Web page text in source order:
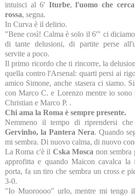
intuisci al 6' Iturbe,l'uomo che
rossa, segna.
In Curva è il delirio.
"Bene così! Calma è solo il 6'" ci
di tante delusioni, di partite perse
servite a poco.
Il primo ricordo che ti rincorre, la
quella contro l'Arsenal: quarti persi ai
amico Simone, anche stasera ci siamo.
con Marco C. e Lorenzo mentre io
Christian e Marco P. .
Chi ama la Roma è sempre presente.
Nemmeno il tempo di riprendersi
Gervinho, la Pantera Nera. Quando
mi sembra. Di nuovo calma, di nuovo
La Roma c'è il Cska Mosca non sembra
approfitta e quando Maicon cavalca la
porta, fa un tiro che sembra un cross e
3-0.
"Io Muoroooo" urlo, mentre mi tengo